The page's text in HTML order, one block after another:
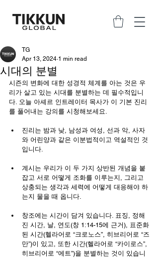
시대의 분별
TG
Apr 13, 2024 1 min read
시즌의 변화에 대한 성경적 체계를 아는 것은 우
리가 살고 있는 시대를 분별하는 데 필수적입니
다. 오늘 아셰르 인트레이터 목사가 이 기본 진리
를 풀어내는 강의를 시청해보세요.
진리는 밤과 낮, 남성과 여성, 선과 악, 사자
와 어린양과 같은 이분법적이고 역설적인 것
입니다.
계시는 우리가 이 두 가지 상반된 개념을 붙
잡고 서로 어떻게 조화를 이루는지, 그리고
상충되는 생각과 세력에 어떻게 대응해야 하
는지 물을 때 옵니다.
창조에는 시간이 담겨 있습니다. 표징, 정해
진 시간, 날, 연도(창 1:14-15에 근거), 표준화
된 시간(헬라어로 “크로노스”, 히브리어로 “즈
만”)이 있고, 또한 시간(헬라어로 “카이로스”,
히브리어로 “에트”)을 분별하는 것이 있습니